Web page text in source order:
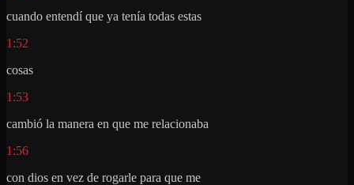
cuando entendí que ya tenía todas estas
1:52
cosas
1:53
cambió la manera en que me relacionaba
1:56
con dios en vez de rogarle para que me